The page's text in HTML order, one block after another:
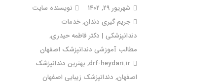
شهریور ۲۹, ۱۴۰۲
نویسنده سایت
جریم گیری دندان,خدمات
دندانپزشکی | دکتر فاطمه حیدری,
مطالب آموزشی دندانپزشک اصفهان
drf-heydari.ir
, بهترین دندانپزشک
اصفهان, دندانپزشک زیبایی اصفهان